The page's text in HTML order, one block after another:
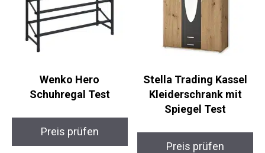
Wenko Hero
Schuhregal Test
Preis prüfen
Stella Trading Kassel
Kleiderschrank mit
Spiegel Test
Preis prüfen